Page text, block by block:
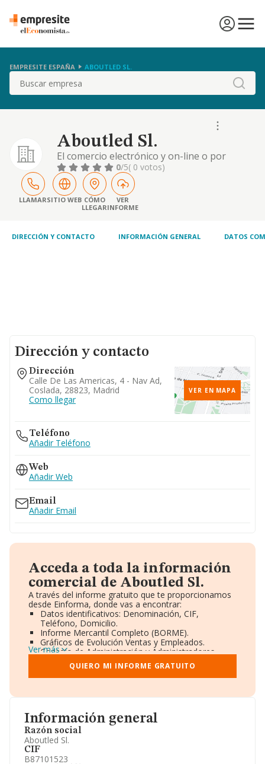
EMPRESITE ESPAÑA ABOUTLED SL.
Buscar
Aboutled Sl.
El comercio electrónico y on-line o por
cualquier otro canal de venta, correo e
internet, de productos y bienes muebles de
todas clases. la compra, venta, importación,
exportación, distribución y comercialización
de productos electrónicos.
0/5( 0 votos)
LLAMARSITIO WEB CÓMO
LLEGAR
VER
INFORME
DIRECCIÓN Y CONTACTO INFORMACIÓN GENERAL DATOS
Información general
Razón social
Aboutled Sl.
CIF
B87101523
Dirección y contacto
Dirección
Calle De Las Americas, 4 - Nav Ad,
Coslada, 28823, Madrid
Como llegar
VER EN MAPA
Teléfono
Añadir Teléfono
Web
Añadir Web
Email
Añadir Email
Acceda a toda la información
comercial de Aboutled Sl.
A través del informe gratuito que te proporcionamos
desde Einforma, donde vas a encontrar:
Datos identificativos: Denominación, CIF,
Teléfono, Domicilio.
Informe Mercantil Completo (BORME).
Gráficos de Evolución Ventas y Empleados.
Consejo de Administración y Administradores.
Directivos y Ejecutivos.
Accionistas.
Participaciones y Vinculaciones en otras empresas.
Información oficial y registral complementaria.
Ver más
QUIERO MI INFORME GRATUITO